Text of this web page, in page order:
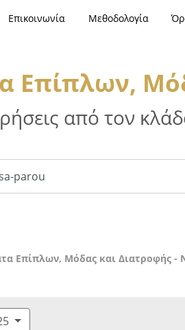
Επικοινωνία Μεθοδολογία
Επίπλων,
από τον
Επίπλων, Μόδας και Διατροφής -